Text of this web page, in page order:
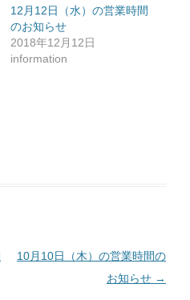
12月12日（水）の営業時間
のお知らせ
2018年12月12日
information
10月10日（木）の営業時間の
お知らせ →